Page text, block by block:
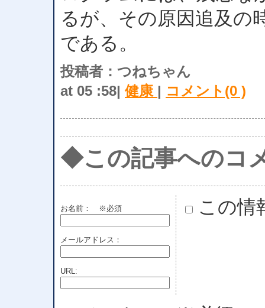
るが、その原因追及
である。
投稿者：つねちゃん
at 05 :58|健康 | コメント(0 )
◆この記事へのコ
お名前： ※必須
メールアドレス：
URL:
この情